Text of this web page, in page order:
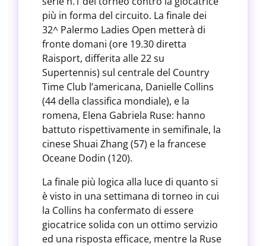
più in forma del circuito. La finale dei
32^ Palermo Ladies Open metterà di
fronte domani (ore 19.30 diretta
Raisport, differita alle 22 su
Supertennis) sul centrale del Country
Time Club l’americana, Danielle Collins
(44 della classifica mondiale), e la
romena, Elena Gabriela Ruse: hanno
battuto rispettivamente in semifinale, la
cinese Shuai Zhang (57) e la francese
Oceane Dodin (120).
La finale più logica alla luce di quanto si
è visto in una settimana di torneo in cui
la Collins ha confermato di essere
giocatrice solida con un ottimo servizio
ed una risposta efficace, mentre la Ruse